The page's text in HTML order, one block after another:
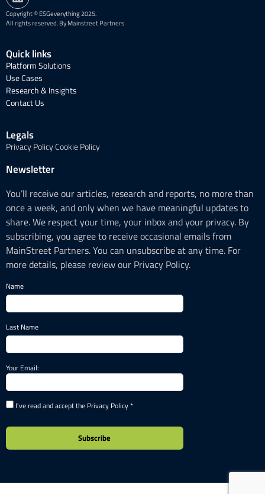
Copyright © ESGeverything 2025.
All rights reserved. By Mainstreet Partners
Quick links
Platform Solutions
Use Cases
Research & Insights
Contact Us
Legals
Privacy PolicyCookie Policy
Newsletter
You’ll receive our articles, research and reports, no more than
once a week, and only when we have meaningful updates to
share. We respect your time, your inbox and your privacy. By
subscribing, you agree to receive occasional emails from
MainStreet Partners. You can unsubscribe at any time. For
more details, please review our Privacy Policy.
Name
Last Name
Your Email:
I've read and accept the Privacy Policy *